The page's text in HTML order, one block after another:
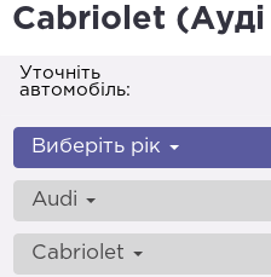
Cabriolet (Ауді
Уточніть
автомобіль:
Виберіть рік
Audi
Cabriolet